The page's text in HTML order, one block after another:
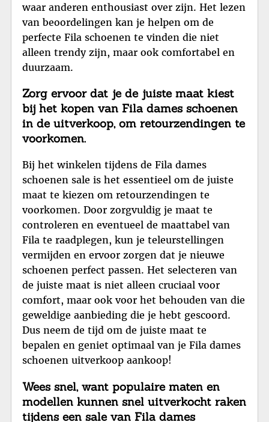
waar anderen enthousiast over zijn. Het lezen
van beoordelingen kan je helpen om de
perfecte Fila schoenen te vinden die niet
alleen trendy zijn, maar ook comfortabel en
duurzaam.
Zorg ervoor dat je de juiste maat kiest
bij het kopen van Fila dames schoenen
in de uitverkoop, om retourzendingen te
voorkomen.
Bij het winkelen tijdens de Fila dames
schoenen sale is het essentieel om de juiste
maat te kiezen om retourzendingen te
voorkomen. Door zorgvuldig je maat te
controleren en eventueel de maattabel van
Fila te raadplegen, kun je teleurstellingen
vermijden en ervoor zorgen dat je nieuwe
schoenen perfect passen. Het selecteren van
de juiste maat is niet alleen cruciaal voor
comfort, maar ook voor het behouden van die
geweldige aanbieding die je hebt gescoord.
Dus neem de tijd om de juiste maat te
bepalen en geniet optimaal van je Fila dames
schoenen uitverkoop aankoop!
Wees snel, want populaire maten en
modellen kunnen snel uitverkocht raken
tijdens een sale van Fila dames